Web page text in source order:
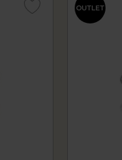
OUTLET